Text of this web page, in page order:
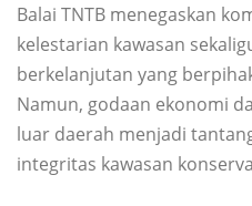
Balai TNTB menegaskan
kelestarian kawasan
berkelanjutan yang
Namun, godaan ekonomi
luar daerah menjadi
integritas kawasan